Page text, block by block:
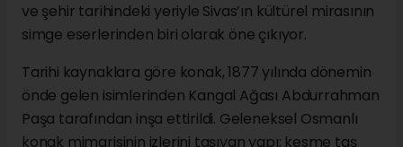
ve şehir tarihindeki yeriyle Sivas’ın kültürel mirasının
simge eserlerinden biri olarak öne çıkıyor.
Tarihi kaynaklara göre konak, 1877 yılında dönemin
önde gelen isimlerinden Kangal Ağası Abdurrahman
Paşa tarafından inşa ettirildi. Geleneksel Osmanlı
konak mimarisinin izlerini taşıyan yapı; kesme taş